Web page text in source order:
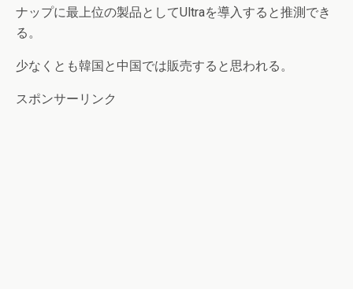
ナップに最上位の製品としてUltraを導入すると推測でき
る。
少なくとも韓国と中国では販売すると思われる。
スポンサーリンク